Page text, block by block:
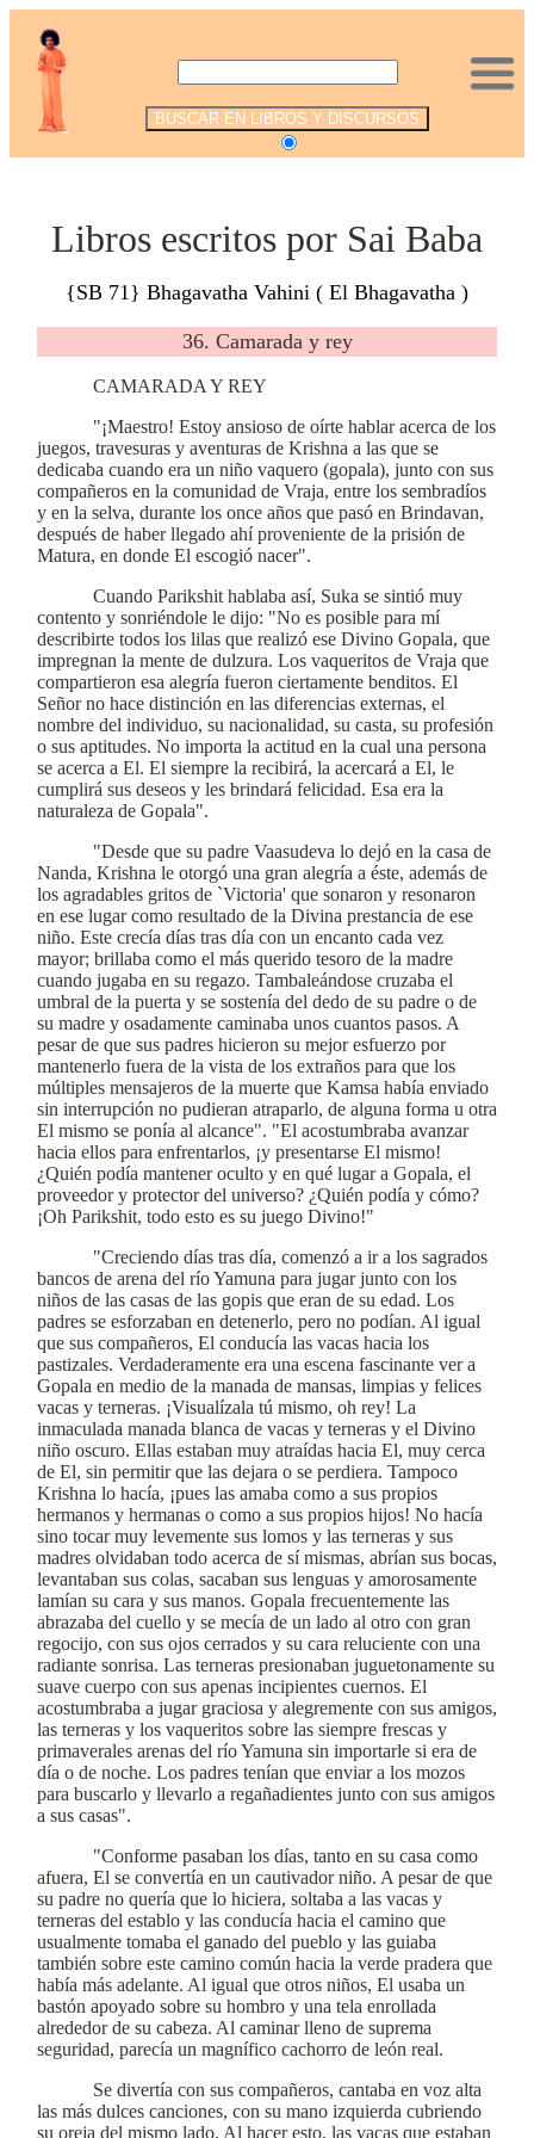
Libros escritos por Sai Baba
{SB 71} Bhagavatha Vahini ( El Bhagavatha )
36. Camarada y rey
CAMARADA Y REY
"¡Maestro! Estoy ansioso de oírte hablar acerca de los
juegos, travesuras y aventuras de Krishna a las que se
dedicaba cuando era un niño vaquero (gopala), junto con sus
compañeros en la comunidad de Vraja, entre los sembradíos
y en la selva, durante los once años que pasó en Brindavan,
después de haber llegado ahí proveniente de la prisión de
Matura, en donde El escogió nacer".
Cuando Parikshit hablaba así, Suka se sintió muy
contento y sonriéndole le dijo: "No es posible para mí
describirte todos los lilas que realizó ese Divino Gopala, que
impregnan la mente de dulzura. Los vaqueritos de Vraja que
compartieron esa alegría fueron ciertamente benditos. El
Señor no hace distinción en las diferencias externas, el
nombre del individuo, su nacionalidad, su casta, su profesión
o sus aptitudes. No importa la actitud en la cual una persona
se acerca a El. El siempre la recibirá, la acercará a El, le
cumplirá sus deseos y les brindará felicidad. Esa era la
naturaleza de Gopala".
"Desde que su padre Vaasudeva lo dejó en la casa de
Nanda, Krishna le otorgó una gran alegría a éste, además de
los agradables gritos de `Victoria' que sonaron y resonaron
en ese lugar como resultado de la Divina prestancia de ese
niño. Este crecía días tras día con un encanto cada vez
mayor; brillaba como el más querido tesoro de la madre
cuando jugaba en su regazo. Tambaleándose cruzaba el
umbral de la puerta y se sostenía del dedo de su padre o de
su madre y osadamente caminaba unos cuantos pasos. A
pesar de que sus padres hicieron su mejor esfuerzo por
mantenerlo fuera de la vista de los extraños para que los
múltiples mensajeros de la muerte que Kamsa había enviado
sin interrupción no pudieran atraparlo, de alguna forma u otra
El mismo se ponía al alcance". "El acostumbraba avanzar
hacia ellos para enfrentarlos, ¡y presentarse El mismo!
¿Quién podía mantener oculto y en qué lugar a Gopala, el
proveedor y protector del universo? ¿Quién podía y cómo?
¡Oh Parikshit, todo esto es su juego Divino!"
"Creciendo días tras día, comenzó a ir a los sagrados
bancos de arena del río Yamuna para jugar junto con los
niños de las casas de las gopis que eran de su edad. Los
padres se esforzaban en detenerlo, pero no podían. Al igual
que sus compañeros, El conducía las vacas hacia los
pastizales. Verdaderamente era una escena fascinante ver a
Gopala en medio de la manada de mansas, limpias y felices
vacas y terneras. ¡Visualízala tú mismo, oh rey! La
inmaculada manada blanca de vacas y terneras y el Divino
niño oscuro. Ellas estaban muy atraídas hacia El, muy cerca
de El, sin permitir que las dejara o se perdiera. Tampoco
Krishna lo hacía, ¡pues las amaba como a sus propios
hermanos y hermanas o como a sus propios hijos! No hacía
sino tocar muy levemente sus lomos y las terneras y sus
madres olvidaban todo acerca de sí mismas, abrían sus bocas,
levantaban sus colas, sacaban sus lenguas y amorosamente
lamían su cara y sus manos. Gopala frecuentemente las
abrazaba del cuello y se mecía de un lado al otro con gran
regocijo, con sus ojos cerrados y su cara reluciente con una
radiante sonrisa. Las terneras presionaban juguetonamente su
suave cuerpo con sus apenas incipientes cuernos. El
acostumbraba a jugar graciosa y alegremente con sus amigos,
las terneras y los vaqueritos sobre las siempre frescas y
primaverales arenas del río Yamuna sin importarle si era de
día o de noche. Los padres tenían que enviar a los mozos
para buscarlo y llevarlo a regañadientes junto con sus amigos
a sus casas".
"Conforme pasaban los días, tanto en su casa como
afuera, El se convertía en un cautivador niño. A pesar de que
su padre no quería que lo hiciera, soltaba a las vacas y
terneras del establo y las conducía hacia el camino que
usualmente tomaba el ganado del pueblo y las guiaba
también sobre este camino común hacia la verde pradera que
había más adelante. Al igual que otros niños, El usaba un
bastón apoyado sobre su hombro y una tela enrollada
alrededor de su cabeza. Al caminar lleno de suprema
seguridad, parecía un magnífico cachorro de león real.
Se divertía con sus compañeros, cantaba en voz alta
las más dulces canciones, con su mano izquierda cubriendo
su oreja del mismo lado. Al hacer esto, las vacas que estaban